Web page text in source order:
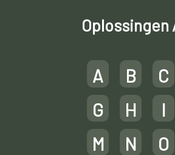
Oplossingen
A B C
G
H I
M
N O